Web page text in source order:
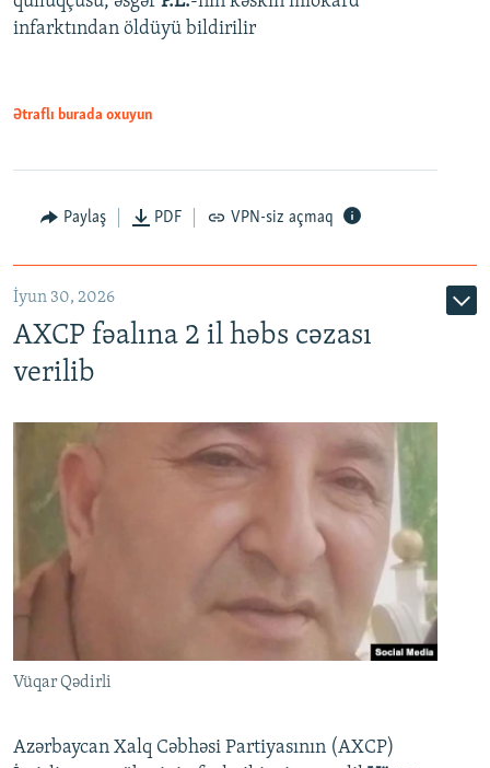
infarktından öldüyü bildirilir
Ətraflı burada oxuyun
Paylaş PDF VPN-siz açmaq
İyun 30, 2026
AXCP fəalına 2 il həbs cəzası
verilib
Vüqar Qədirli
Azərbaycan Xalq Cəbhəsi Partiyasının (AXCP)